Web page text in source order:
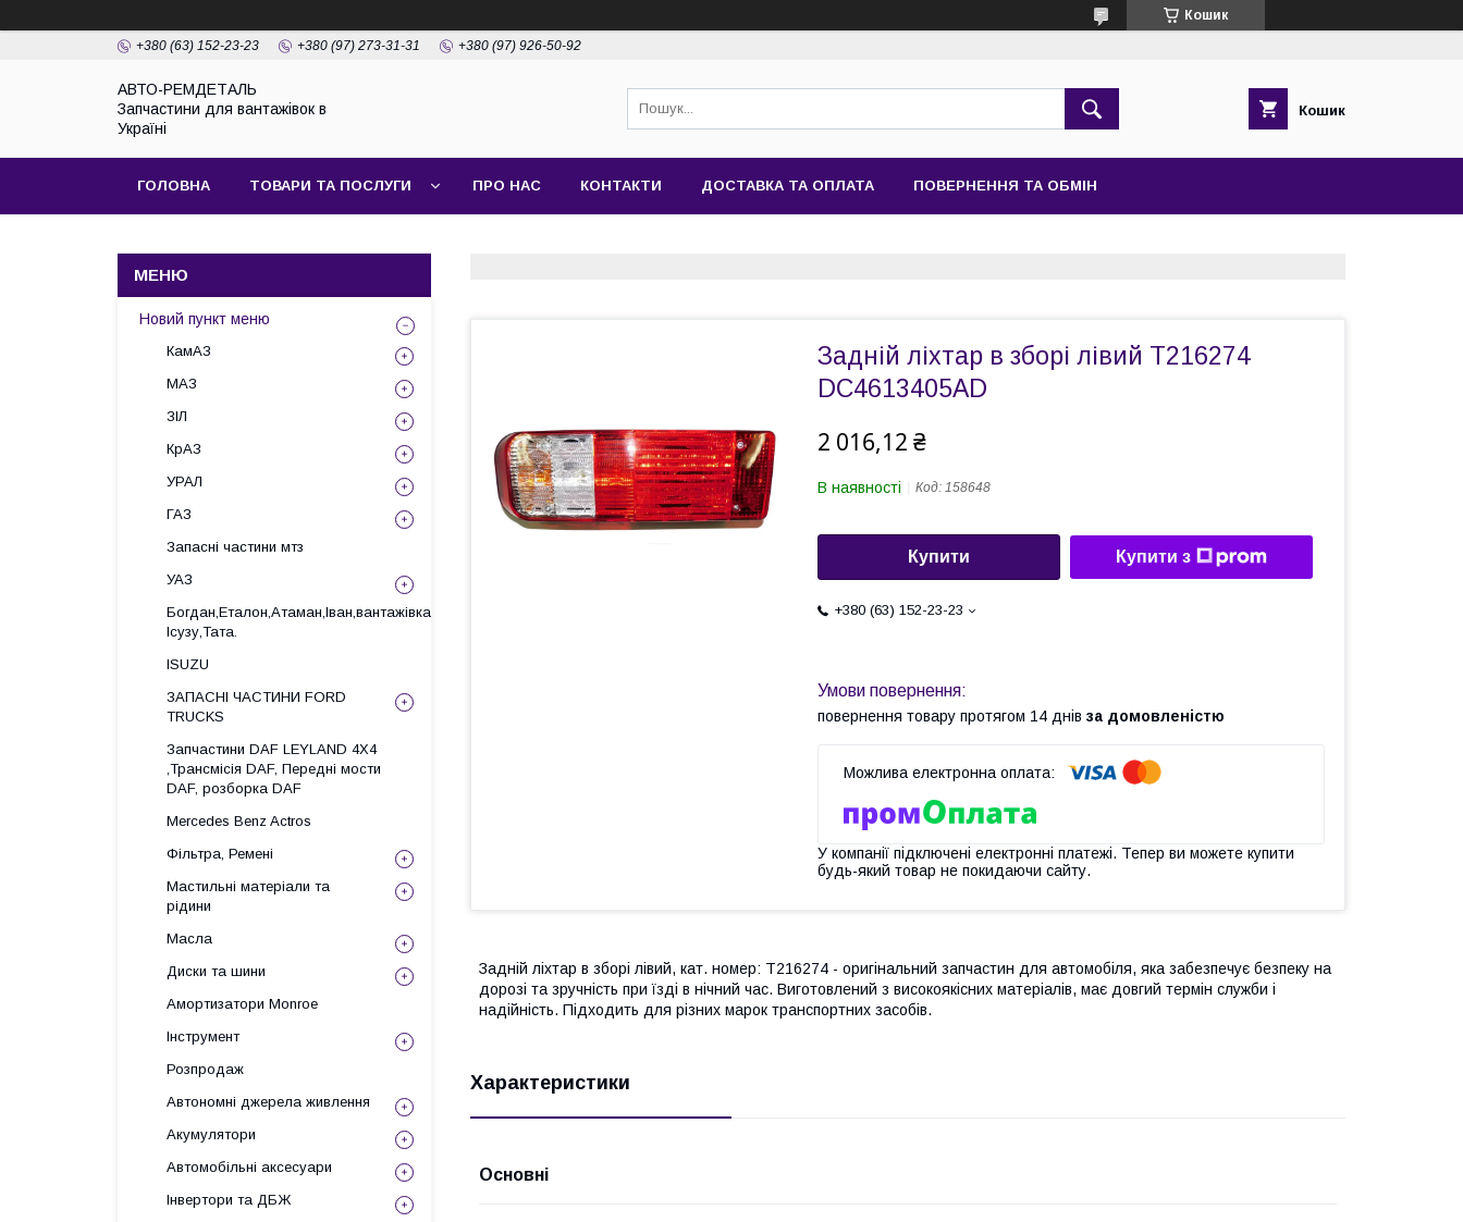
Кошик
+380 (63) 152-23-23 +380 (97) 273-31-31 +380 (97) 926-50-92
АВТО-РЕМДЕТАЛЬ
Запчастини для вантажівок в
Україні
Кошик
ГОЛОВНА ТОВАРИ ТА ПОСЛУГИ ПРО НАС КОНТАКТИ ДОСТАВКА ТА ОПЛАТА ПОВЕРНЕННЯ ТА ОБМІН
Задній ліхтар в зборі лівий T216274
DC4613405AD
2 016,12 ₴
В наявності Код: 158648
Купити Купити з
+380 (63) 152-23-23
повернення товару протягом 14 днів за домовленістю
У компанії підключені електронні платежі. Тепер ви можете купити
будь-який товар не покидаючи сайту.
Задній ліхтар в зборі лівий, кат. номер: T216274 - оригінальний запчастин для автомобіля, яка забезпечує безпеку на
дорозі та зручність при їзді в нічний час. Виготовлений з високоякісних матеріалів, має довгий термін служби і
надійність. Підходить для різних марок транспортних засобів.
Характеристики
Основні
Новий пункт меню
КамАЗ
МАЗ
ЗІЛ
КрАЗ
УРАЛ
ГАЗ
Запасні частини мтз
УАЗ
Богдан,Еталон,Атаман,Іван,вантажівка
Ісузу,Тата.
ISUZU
ЗАПАСНІ ЧАСТИНИ FORD
TRUCKS
Запчастини DAF LEYLAND 4X4
,Трансмісія DAF, Передні мости
DAF, розборка DAF
Mercedes Benz Actros
Фільтра, Ремені
Мастильні матеріали та
рідини
Масла
Диски та шини
Амортизатори Monroe
Інструмент
Розпродаж
Автономні джерела живлення
Акумулятори
Автомобільні аксесуари
Інвертори та ДБЖ